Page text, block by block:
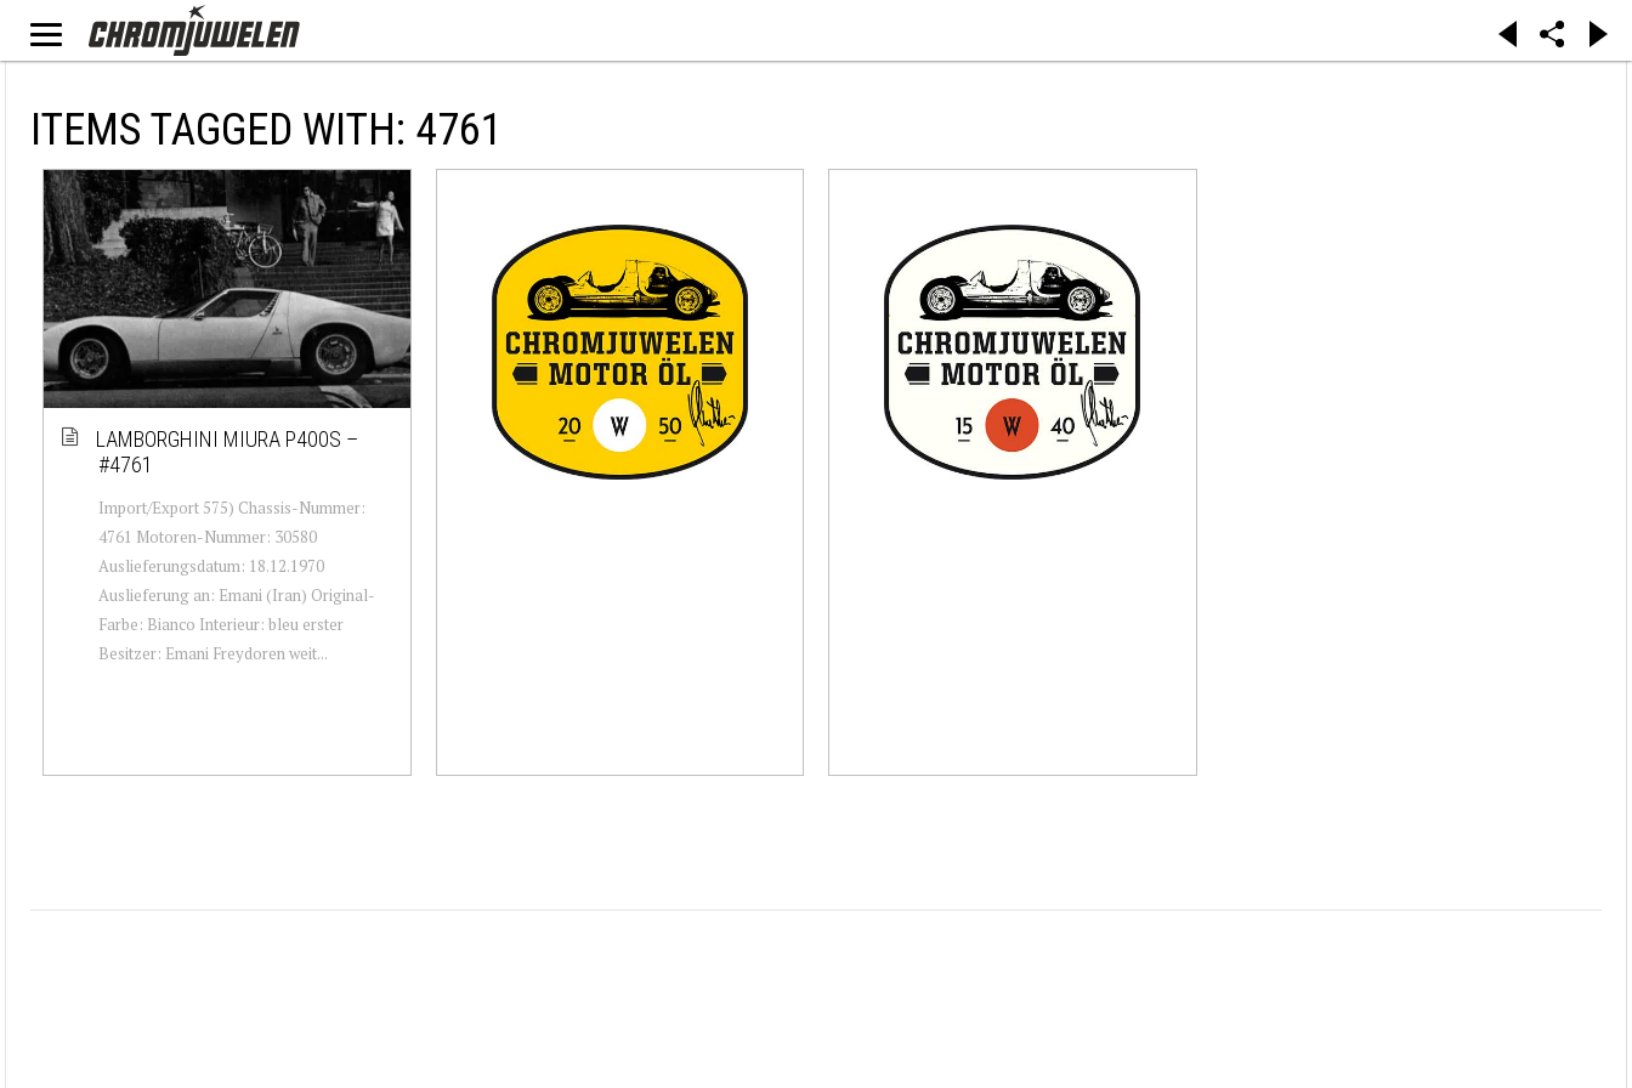
ITEMS TAGGED WITH: 4761
LAMBORGHINI MIURA P400S –
#4761
Import/Export 575) Chassis-Nummer:
4761 Motoren-Nummer: 30580
Auslieferungsdatum: 18.12.1970
Auslieferung an: Emani (Iran) Original-
Farbe: Bianco Interieur: bleu erster
Besitzer: Emani Freydoren weit...